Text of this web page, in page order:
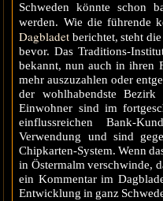
Schweden könnte schon
werden. Wie die führende
Dagbladet berichtet, steht
bevor. Das Traditions-
bekannt, nun auch in ihren
mehr auszuzahlen oder
der wohlhabendste
Einwohner sind im
einflussreichen Bank-
Verwendung und sind
Chipkarten-System. Wenn
in Östermalm verschwinde,
ein Kommentar im
Entwicklung in ganz